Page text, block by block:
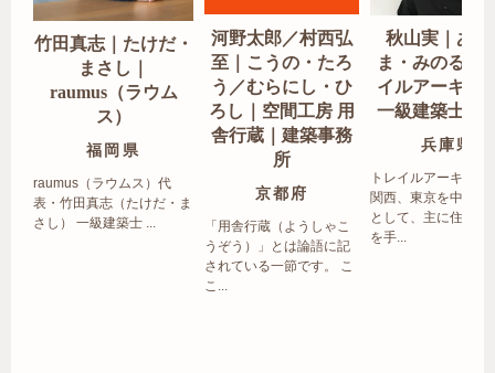
竹田真志｜たけだ・
まさし｜
raumus（ラウム
ス）
福岡県
raumus（ラウムス）代
表・竹田真志（たけだ・ま
さし） 一級建築士 ...
河野太郎／村西弘
至｜こうの・たろ
う／むらにし・ひ
ろし｜空間工房 用
舎行蔵｜建築事務
所
京都府
「用舎行蔵（ようしゃこ
うぞう）」とは論語に記
されている一節です。 こ
こ...
秋山実｜あき
ま・みのる｜
イルアーキテ
一級建築士事
兵庫県
トレイルアーキテク
関西、東京を中心エ
として、主に住宅の
を手...